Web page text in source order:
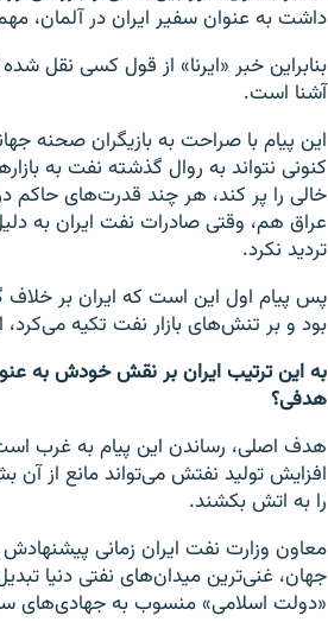
داشت به عنوان سفیر ایران در آلمان،
بنابراین خبر «ایرنا» از قول کسی نقل
آشنا است.
این پیام با صراحت به بازیگران صحنه
کنونی نتواند به روال گذشته نفت به
خالی را پر کند، هر چند قدرت‌های حاکم
عراق هم، وقتی صادرات نفت ایران به
تردید نکرد.
پس پیام اول این است که ایران بر خلاف
بود و بر تنش‌های بازار نفت تکیه
به این ترتیب ایران بر نقش خودش به
هدفی؟
هدف اصلی، رساندن این پیام به غرب است
افزایش تولید نفتش می‌تواند مانع از آن
را به اتش بکشند.
معاون وزارت نفت ایران زمانی
جهان، غنی‌ترین میدان‌های نفتی دنیا
«دولت اسلامی» منسوب به جهادی‌های